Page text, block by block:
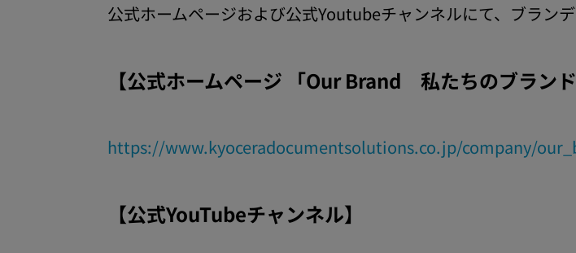
公式ホームページおよび公式Youtubeチャンネルにて、ブラン
【公式ホームページ 「Our Brand 私たちのブランド
https://www.kyoceradocumentsolutions.co.jp/company/
【公式YouTubeチャンネル】